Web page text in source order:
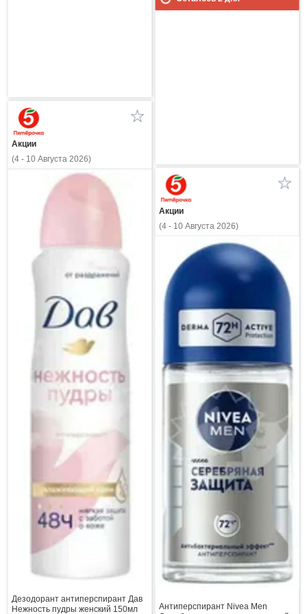
Акции
(4 - 10 Августа 2026)
Дезодорант антиперспирант Дав
Нежность пудры женский 150мл
Акции
(4 - 10 Августа 2026)
Антиперспирант Nivea Men